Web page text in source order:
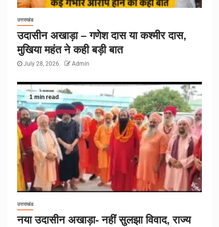
उत्तराखंड
उदासीन अखाड़ा – गणेश दास या कश्मीर दास,
मुखिया महंत ने कही बड़ी बात
July 28, 2026 Admin
1 min read
उत्तराखंड
नया उदासीन अखाड़ा- नहीं सुलझा विवाद, राज्य